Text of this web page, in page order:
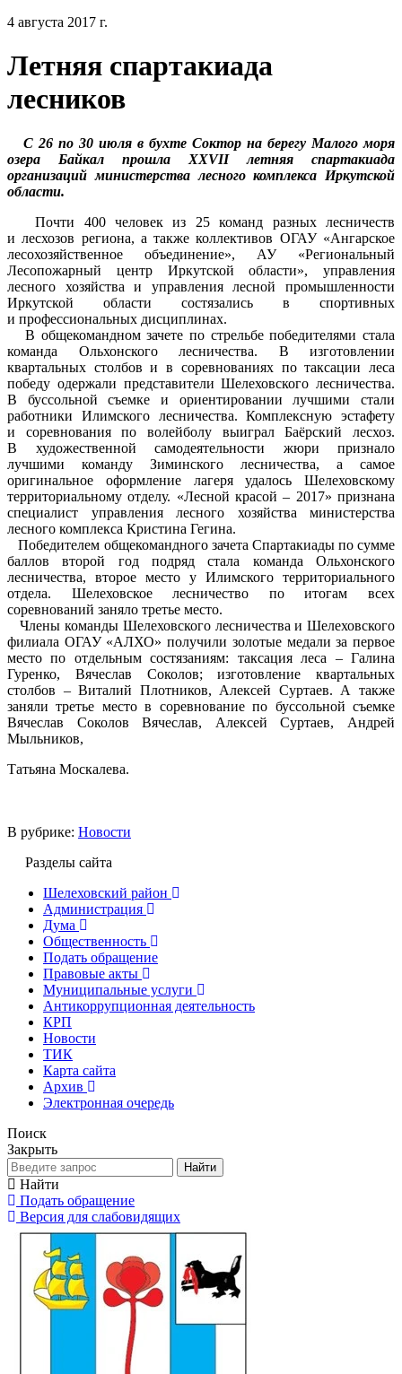
4 августа 2017 г.
Летняя спартакиада
лесников
С 26 по 30 июля в бухте Соктор на берегу Малого моря
озера Байкал прошла XXVII летняя спартакиада
организаций министерства лесного комплекса Иркутской
области.
Почти 400 человек из 25 команд разных лесничеств
и лесхозов региона, а также коллективов ОГАУ «Ангарское
лесохозяйственное объединение», АУ «Региональный
Лесопожарный центр Иркутской области», управления
лесного хозяйства и управления лесной промышленности
Иркутской области состязались в спортивных
и профессиональных дисциплинах.
В общекомандном зачете по стрельбе победителями стала
команда Ольхонского лесничества. В изготовлении
квартальных столбов и в соревнованиях по таксации леса
победу одержали представители Шелеховского лесничества.
В буссольной съемке и ориентировании лучшими стали
работники Илимского лесничества. Комплексную эстафету
и соревнования по волейболу выиграл Баёрский лесхоз.
В художественной самодеятельности жюри признало
лучшими команду Зиминского лесничества, а самое
оригинальное оформление лагеря удалось Шелеховскому
территориальному отделу. «Лесной красой – 2017» признана
специалист управления лесного хозяйства министерства
лесного комплекса Кристина Гегина.
Победителем общекомандного зачета Спартакиады по сумме
баллов второй год подряд стала команда Ольхонского
лесничества, второе место у Илимского территориального
отдела. Шелеховское лесничество по итогам всех
соревнований заняло третье место.
Члены команды Шелеховского лесничества и Шелеховского
филиала ОГАУ «АЛХО» получили золотые медали за первое
место по отдельным состязаниям: таксация леса – Галина
Гуренко, Вячеслав Соколов; изготовление квартальных
столбов – Виталий Плотников, Алексей Суртаев. А также
заняли третье место в соревнование по буссольной съемке
Вячеслав Соколов Вячеслав, Алексей Суртаев, Андрей
Мыльников,
Татьяна Москалева.
В рубрике: Новости
Разделы сайта
Шелеховский район
Администрация
Дума
Общественность
Подать обращение
Правовые акты
Муниципальные услуги
Антикоррупционная деятельность
КРП
Новости
ТИК
Карта сайта
Архив
Электронная очередь
Поиск
Закрыть
Найти
Найти
Подать обращение
Версия для слабовидящих